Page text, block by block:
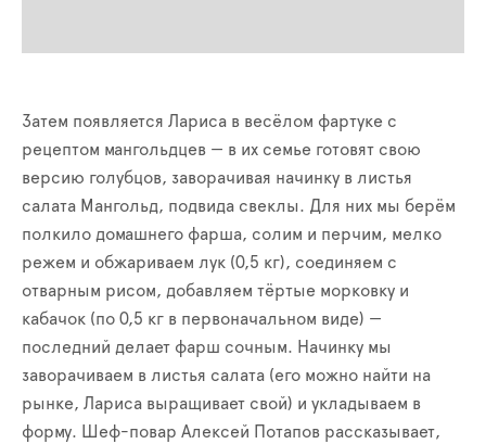
Затем появляется Лариса в весёлом фартуке с
рецептом мангольдцев — в их семье готовят свою
версию голубцов, заворачивая начинку в листья
салата Мангольд, подвида свеклы. Для них мы берём
полкило домашнего фарша, солим и перчим, мелко
режем и обжариваем лук (0,5 кг), соединяем с
отварным рисом, добавляем тёртые морковку и
кабачок (по 0,5 кг в первоначальном виде) —
последний делает фарш сочным. Начинку мы
заворачиваем в листья салата (его можно найти на
рынке, Лариса выращивает свой) и укладываем в
форму. Шеф-повар Алексей Потапов рассказывает,